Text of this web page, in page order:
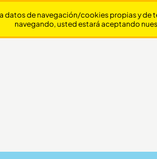
datos de navegación/cookies propias y
navegando, usted estará aceptando